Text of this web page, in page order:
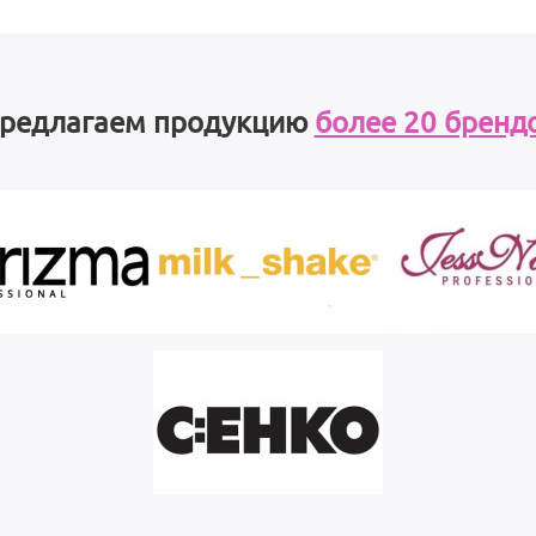
продукцию более 20